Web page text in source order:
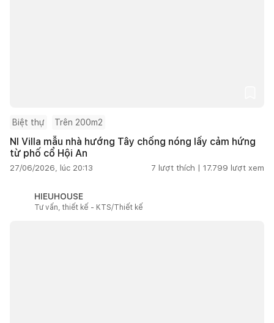
Biệt thự Trên 200m2
NI Villa mẫu nhà hướng Tây chống nóng lấy cảm hứng
từ phố cổ Hội An
27/06/2026, lúc 20:13 7 lượt thích | 17.799 lượt xem
HIEUHOUSE
Tư vấn, thiết kế - KTS/Thiết kế